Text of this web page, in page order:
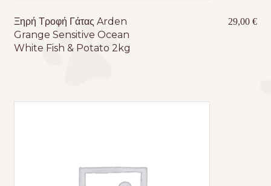
Ξηρή Τροφή Γάτας Arden
Grange Sensitive Ocean
White Fish & Potato 2kg
29,00€